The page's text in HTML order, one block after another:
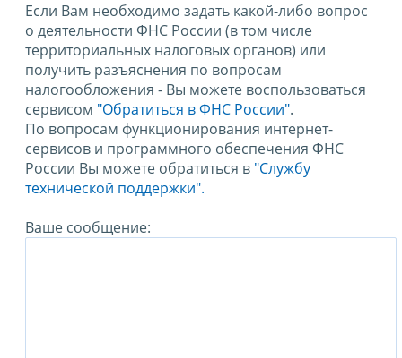
Если Вам необходимо задать какой-либо вопрос
о деятельности ФНС России (в том числе
территориальных налоговых органов) или
получить разъяснения по вопросам
налогообложения - Вы можете воспользоваться
сервисом "Обратиться в ФНС России".
По вопросам функционирования интернет-
сервисов и программного обеспечения ФНС
России Вы можете обратиться в "Службу
технической поддержки".
Ваше сообщение: